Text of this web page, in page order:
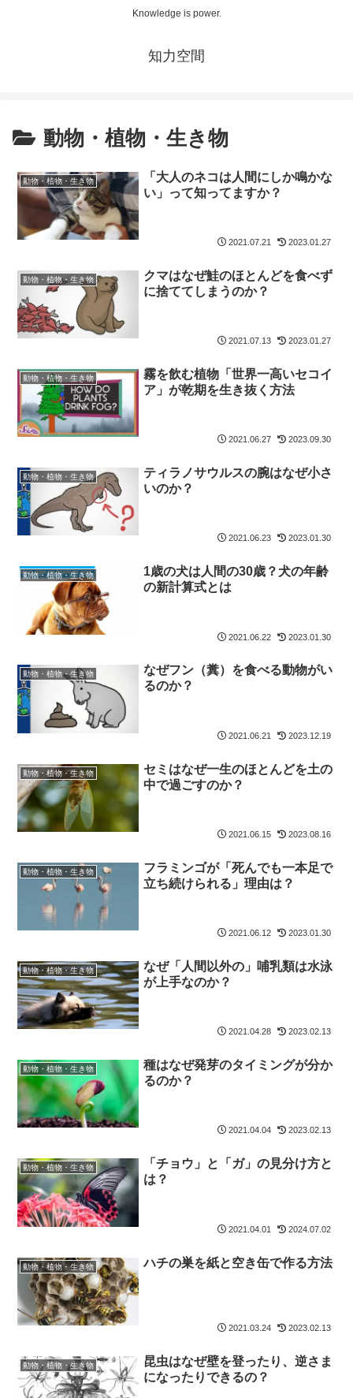
Knowledge is power.
知力空間
動物・植物・生き物
動物・植物・生き物
「大人のネコは人間にしか鳴かな
い」って知ってますか？
2021.07.21 2023.01.27
動物・植物・生き物
クマはなぜ鮭のほとんどを食べず
に捨ててしまうのか？
2021.07.13 2023.01.27
動物・植物・生き物
霧を飲む植物「世界一高いセコイ
ア」が乾期を生き抜く方法
2021.06.27 2023.09.30
動物・植物・生き物
ティラノサウルスの腕はなぜ小さ
いのか？
2021.06.23 2023.01.30
動物・植物・生き物
1歳の犬は人間の30歳？犬の年齢
の新計算式とは
2021.06.22 2023.01.30
動物・植物・生き物
なぜフン（糞）を食べる動物がい
るのか？
2021.06.21 2023.12.19
動物・植物・生き物
セミはなぜ一生のほとんどを土の
中で過ごすのか？
2021.06.15 2023.08.16
動物・植物・生き物
フラミンゴが「死んでも一本足で
立ち続けられる」理由は？
2021.06.12 2023.01.30
動物・植物・生き物
なぜ「人間以外の」哺乳類は水泳
が上手なのか？
2021.04.28 2023.02.13
動物・植物・生き物
種はなぜ発芽のタイミングが分か
るのか？
2021.04.04 2023.02.13
動物・植物・生き物
「チョウ」と「ガ」の見分け方と
は？
2021.04.01 2024.07.02
動物・植物・生き物 ハチの巣を紙と空き缶で作る方法
2021.03.24 2023.02.13
動物・植物・生き物
昆虫はなぜ壁を登ったり、逆さま
になったりできるの？